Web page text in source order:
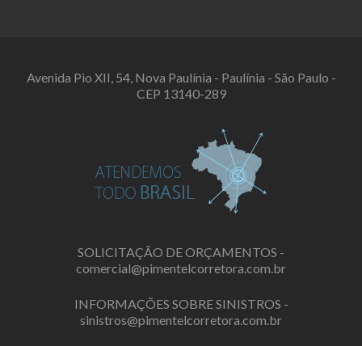
Avenida Pio XII, 54, Nova Paulínia - Paulínia - São Paulo -
CEP 13140-289
SOLICITAÇÃO DE ORÇAMENTOS -
comercial@pimentelcorretora.com.br
INFORMAÇÕES SOBRE SINISTROS -
sinistros@pimentelcorretora.com.br